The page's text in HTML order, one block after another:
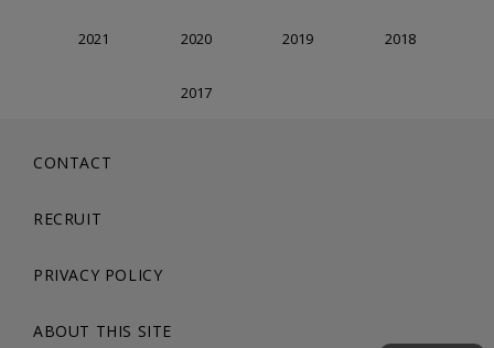
2021 2020 2019 2018
2017
CONTACT
RECRUIT
PRIVACY POLICY
ABOUT THIS SITE